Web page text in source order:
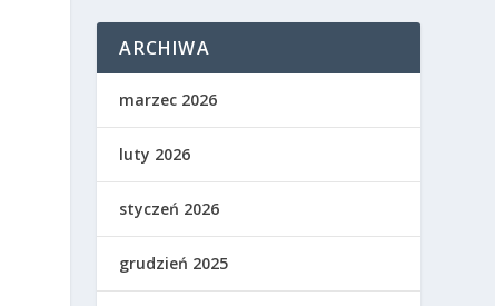
ARCHIWA
marzec 2026
luty 2026
styczeń 2026
grudzień 2025